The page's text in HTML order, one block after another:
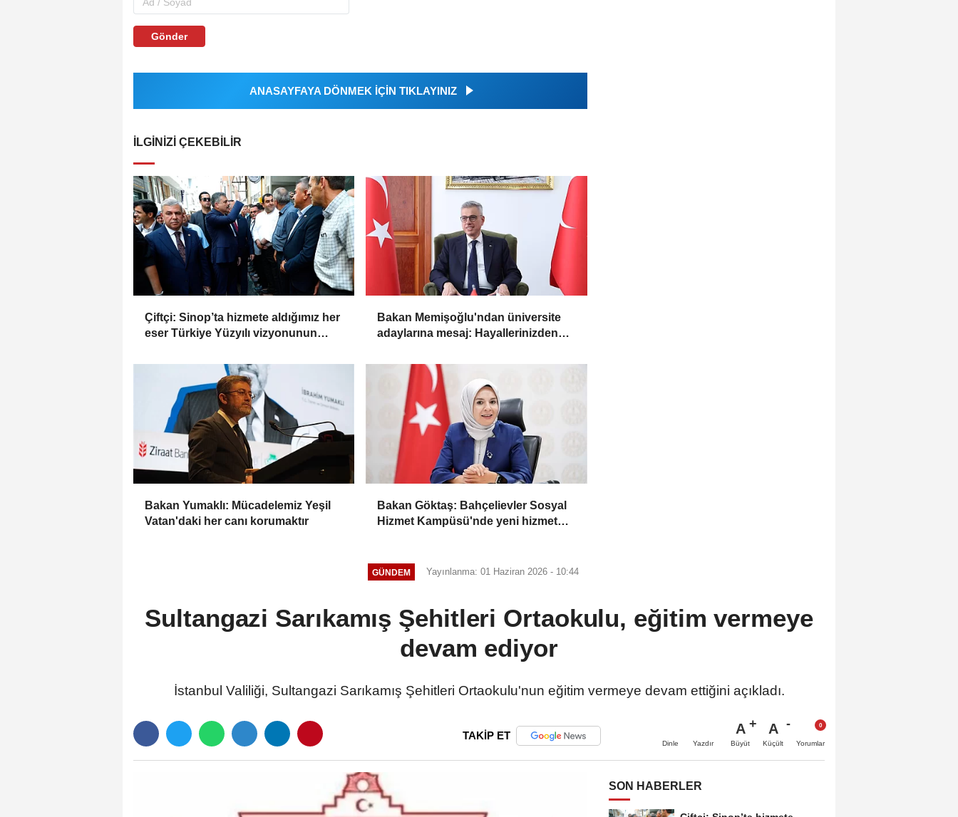
Gönder
ANASAYFAYA DÖNMEK İÇİN TIKLAYINIZ
İLGINIZI ÇEKEBILIR
Çiftçi: Sinop’ta hizmete aldığımız her
eser Türkiye Yüzyılı vizyonunun
Bakan Memişoğlu'ndan üniversite
adaylarına mesaj: Hayallerinizden
Bakan Yumaklı: Mücadelemiz Yeşil
Vatan'daki her canı korumaktır
Bakan Göktaş: Bahçelievler Sosyal
Hizmet Kampüsü'nde yeni hizmet
GÜNDEM Yayınlanma: 01 Haziran 2026 - 10:44
Sultangazi Sarıkamış Şehitleri Ortaokulu, eğitim vermeye
devam ediyor
İstanbul Valiliği, Sultangazi Sarıkamış Şehitleri Ortaokulu'nun eğitim vermeye devam ettiğini açıkladı.
TAKİP ET
Dinle Yazdır
A
Büyüt
A
Küçült Yorumlar
SON HABERLER